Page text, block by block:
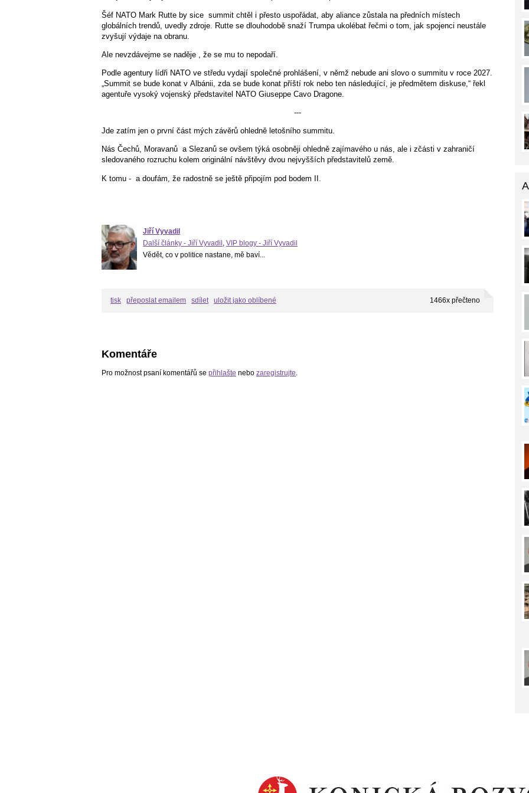
Šéf NATO Mark Rutte by sice summit chtěl i přesto uspořádat, aby aliance zůstala na předních místech
globálních trendů, uvedly zdroje. Rutte se dlouhodobě snaží Trumpa ukolébat řečmi o tom, jak spojenci neustále
zvyšují výdaje na obranu.
Ale nevzdávejme se naděje , že se mu to nepodaří.
Podle agentury lídři NATO ve středu vydají společné prohlášení, v němž nebude ani slovo o summitu v roce 2027.
„Summit se bude konat v Albánii, zda se bude konat příští rok nebo ten následující, je předmětem diskuse,“ řekl
agentuře vysoký vojenský představitel NATO Giuseppe Cavo Dragone.
---
Jde zatím jen o první část mých závěrů ohledně letošního summitu.
Nás Čechů, Moravanů a Slezanů se ovšem týká osobněji ohledně zajímavého u nás, ale i zčásti v zahraničí
sledovaného rozruchu kolem originální návštěvy dvou nejvyšších představitelů země.
K tomu - a doufám, že radostně se ještě připojím pod bodem II.
Jiří Vyvadil
Další články - Jiří Vyvadil , VIP blogy - Jiří Vyvadil
Vědět, co v politice nastane, mě baví...
tisk přeposlat emailem sdílet uložit jako oblíbené 1466x přečteno
Komentáře
Pro možnost psaní komentářů se přihlašte nebo zaregistrujte.